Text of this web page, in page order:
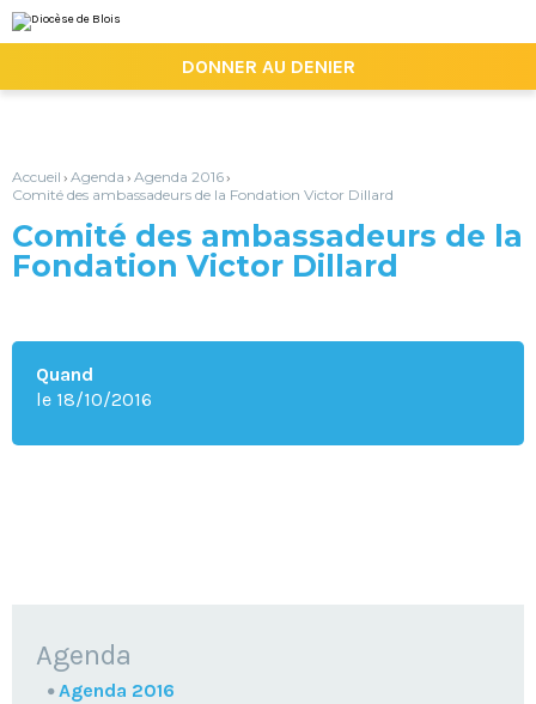
au
contenu.
la
personnels
DONNER AU DENIER
Accueil › Agenda › Agenda 2016›
Comité des ambassadeurs de la Fondation Victor Dillard
Comité des ambassadeurs de la
Fondation Victor Dillard
Quand
le 18/10/2016
NAVIGATION
Agenda
Agenda 2016